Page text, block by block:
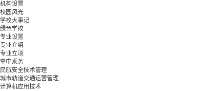
机构设置
校园风光
学校大事记
绿色学校
专业设置
专业介绍
专业立项
空中乘务
民航安全技术管理
城市轨道交通运营管理
计算机应用技术